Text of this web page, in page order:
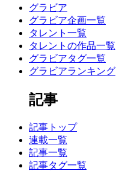
グラビア
グラビア企画一覧
タレント一覧
タレントの作品一覧
グラビアタグ一覧
グラビアランキング
記事
記事トップ
連載一覧
記事一覧
記事タグ一覧